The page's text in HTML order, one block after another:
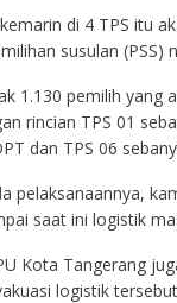
di 4 TPS itu
susulan (PSS)
1.130 pemilih yang
rincian TPS 01
dan TPS 06
pelaksanaannya,
saat ini logistik
Kota Tangerang
logistik